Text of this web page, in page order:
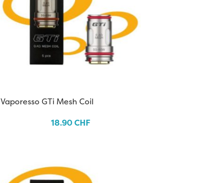
Vaporesso GTi Mesh Coil
18.90CHF